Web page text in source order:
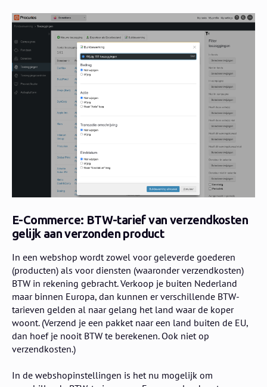
E-Commerce: BTW-tarief van verzendkosten
gelijk aan verzonden product
In een webshop wordt zowel voor geleverde goederen
(producten) als voor diensten (waaronder verzendkosten)
BTW in rekening gebracht. Verkoop je buiten Nederland
maar binnen Europa, dan kunnen er verschillende BTW-
tarieven gelden al naar gelang het land waar de koper
woont. (Verzend je een pakket naar een land buiten de EU,
dan hoef je nooit BTW te berekenen. Ook niet op
verzendkosten.)
In de webshopinstellingen is het nu mogelijk om